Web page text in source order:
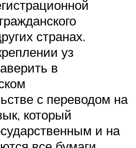
странах.
уз
в
с переводом на
который
и на